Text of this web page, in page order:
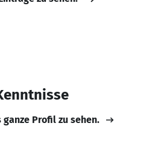
ganze Profil zu sehen.